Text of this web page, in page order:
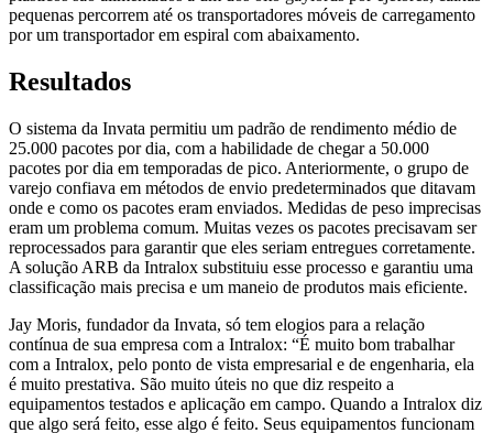
pequenas percorrem até os transportadores móveis de carregamento
por um transportador em espiral com abaixamento.
Resultados
O sistema da Invata permitiu um padrão de rendimento médio de
25.000 pacotes por dia, com a habilidade de chegar a 50.000
pacotes por dia em temporadas de pico. Anteriormente, o grupo de
varejo confiava em métodos de envio predeterminados que ditavam
onde e como os pacotes eram enviados. Medidas de peso imprecisas
eram um problema comum. Muitas vezes os pacotes precisavam ser
reprocessados para garantir que eles seriam entregues corretamente.
A solução ARB da Intralox substituiu esse processo e garantiu uma
classificação mais precisa e um maneio de produtos mais eficiente.
Jay Moris, fundador da Invata, só tem elogios para a relação
contínua de sua empresa com a Intralox: “É muito bom trabalhar
com a Intralox, pelo ponto de vista empresarial e de engenharia, ela
é muito prestativa. São muito úteis no que diz respeito a
equipamentos testados e aplicação em campo. Quando a Intralox diz
que algo será feito, esse algo é feito. Seus equipamentos funcionam